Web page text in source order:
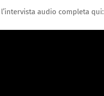
audio completa qui: